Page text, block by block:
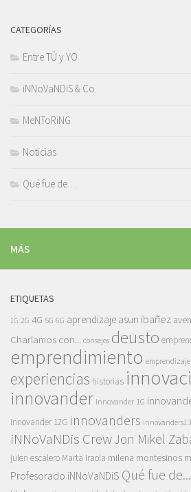
CATEGORÍAS
Entre TÚ y YO
iNNoVaNDiS & Co.
MeNToRiNG
Noticias
Qué fue de…
MÁS
ETIQUETAS
1G 2G 4G 5G 6G aprendizaje asun ibañez
Charlamos con... consejos deusto
emprendimiento emprendizaje
experiencias historias
innovander innovander 1G
innovander 12G innovanders
iNNoVaNDis CrewJon Mikel
julen escalero Marta Iraola milena montesinos
Profesorado iNNoVaNDiS Qué fue de...